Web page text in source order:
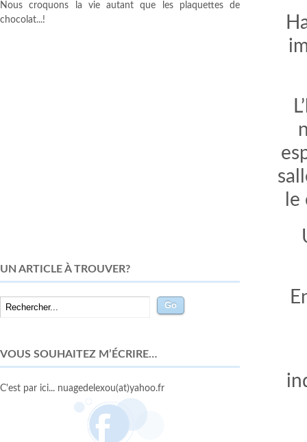
Nous croquons la vie autant que les plaquettes de
chocolat...!
UN ARTICLE À TROUVER?
VOUS SOUHAITEZ M’ÉCRIRE…
C'est par ici... nuagedelexou(at)yahoo.fr